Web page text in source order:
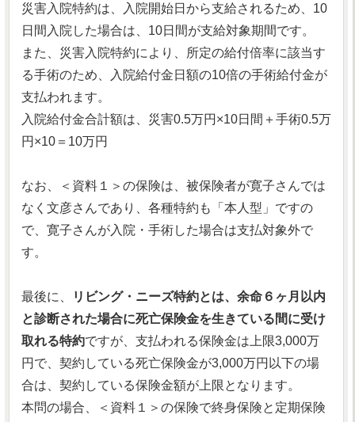
災害入院特約は、入院開始日から支給されるため、10
日間入院した場合は、10日間が支給対象期間です。
また、災害入院特約により、所定の給付倍率に該当す
る手術のため、入院給付金日額の10倍の手術給付金が
支払われます。
入院給付金合計額は、災害0.5万円×10日間＋手術0.5万
円×10＝10万円
なお、＜資料１＞の保険は、被保険者が寛子さんでは
なく文彦さんであり、各種特約も「本人型」ですの
で、寛子さんが入院・手術した場合は支払対象外で
す。
最後に、
リビング・ニーズ特約とは、余命６ヶ月以内
と診断された場合に死亡保険金を生きている間に受け
取れる特約ですが、支払われる保険金は上限3,000万
円で、契約している死亡保険金が3,000万円以下の場
合は、契約している保険金額が上限となります。
本問の場合、＜資料１＞の保険で終身保険と定期保険